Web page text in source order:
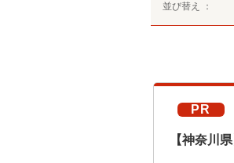
並び替え ：
PR
【神奈川